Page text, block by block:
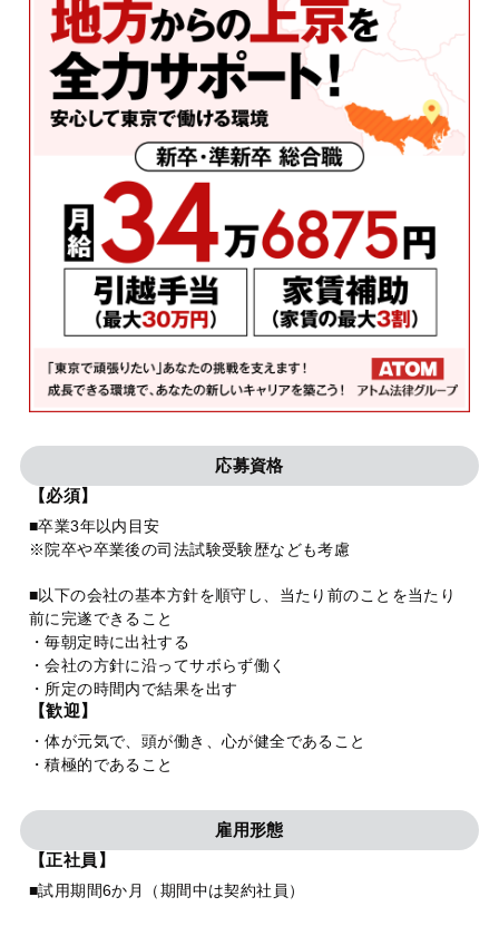
応募資格
【必須】
■卒業3年以内目安
※院卒や卒業後の司法試験受験歴なども考慮
■以下の会社の基本方針を順守し、当たり前のことを当たり
前に完遂できること
・毎朝定時に出社する
・会社の方針に沿ってサボらず働く
・所定の時間内で結果を出す
【歓迎】
・体が元気で、頭が働き、心が健全であること
・積極的であること
雇用形態
【正社員】
■試用期間6か月（期間中は契約社員）